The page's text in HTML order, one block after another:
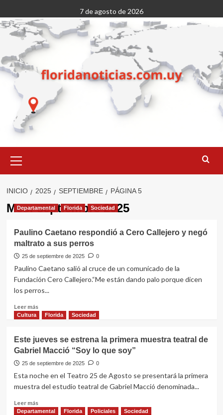
al
contenido
7 de agosto de 2026
primario
INICIO 2025 SEPTIEMBRE PÁGINA 5
Mes:septiembre 2025
Departamental Florida Sociedad
Paulino Caetano respondió a Cero Callejero y negó
maltrato a sus perros
25 de septiembre de 2025 0
Paulino Caetano salió al cruce de un comunicado de la
Fundación Cero Callejero.“Me están dando palo porque dicen
los perros...
Leer másLeer
más
Caetano
respondió
a
Cero
y
maltrato
Cultura Florida Sociedad
Este jueves se estrena la primera muestra teatral de
Gabriel Macció “Soy lo que soy”
25 de septiembre de 2025 0
Esta noche en el Teatro 25 de Agosto se presentará la primera
muestra del estudio teatral de Gabriel Macció denominada...
Leer másLeer
más
Departamental Florida Policiales Sociedad